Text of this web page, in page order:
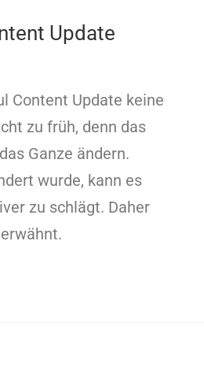
Update
Content Update keine
zu früh, denn das
Ganze ändern.
wurde, kann es
zu schlägt. Daher